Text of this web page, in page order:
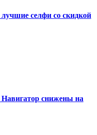
селфи со скидкой
снижены на